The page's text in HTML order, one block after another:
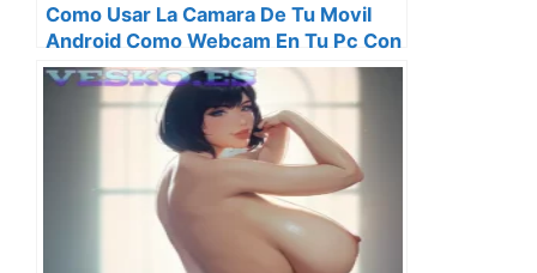
Como Usar La Camara De Tu Movil
Android Como Webcam En Tu Pc Con
Windows